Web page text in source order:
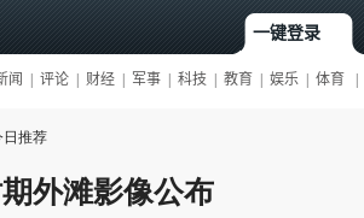
日推荐
外滩影像公布